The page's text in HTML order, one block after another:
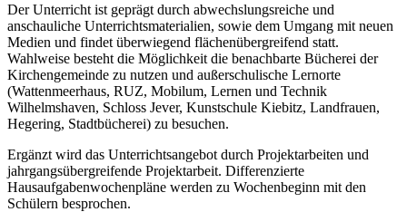
Der Unterricht ist geprägt durch abwechslungsreiche und
anschauliche Unterrichtsmaterialien, sowie dem Umgang mit neuen
Medien und findet überwiegend flächenübergreifend statt.
Wahlweise besteht die Möglichkeit die benachbarte Bücherei der
Kirchengemeinde zu nutzen und außerschulische Lernorte
(Wattenmeerhaus, RUZ, Mobilum, Lernen und Technik
Wilhelmshaven, Schloss Jever, Kunstschule Kiebitz, Landfrauen,
Hegering, Stadtbücherei) zu besuchen.
Ergänzt wird das Unterrichtsangebot durch Projektarbeiten und
jahrgangsübergreifende Projektarbeit. Differenzierte
Hausaufgabenwochenpläne werden zu Wochenbeginn mit den
Schülern besprochen.